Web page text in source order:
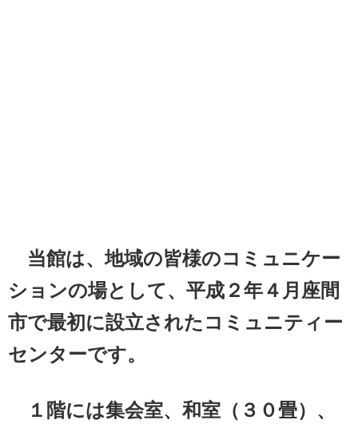
当館は、地域の皆様のコミュニケー
ションの場として、平成２年４月座間
市で最初に設立されたコミュニティー
センターです。
１階には集会室、和室（３０畳）、